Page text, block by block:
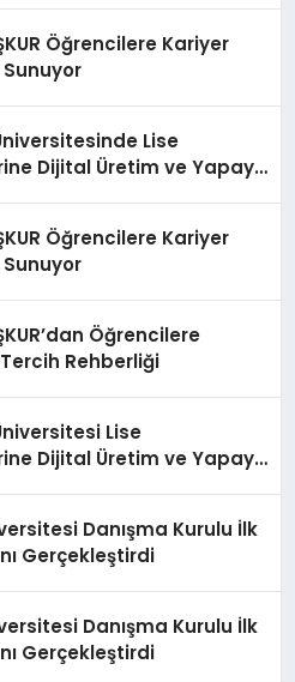
Öğrencilere Kariyer
Lise
Dijital Üretim ve Yapay
Öğrencilere Kariyer
Öğrencilere
Rehberliği
Lise
Dijital Üretim ve Yapay
Danışma Kurulu İlk
Gerçekleştirdi
Danışma Kurulu İlk
Gerçekleştirdi